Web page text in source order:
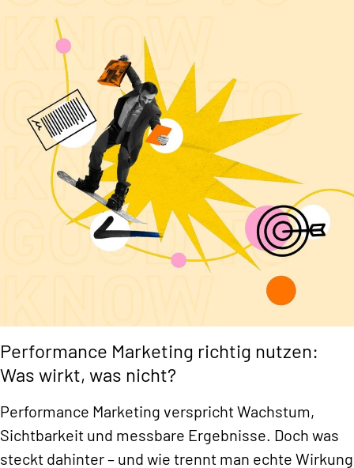
Performance Marketing richtig nutzen:
Was wirkt, was nicht?
Performance Marketing verspricht Wachstum,
Sichtbarkeit und messbare Ergebnisse. Doch was
steckt dahinter – und wie trennt man echte Wirkung